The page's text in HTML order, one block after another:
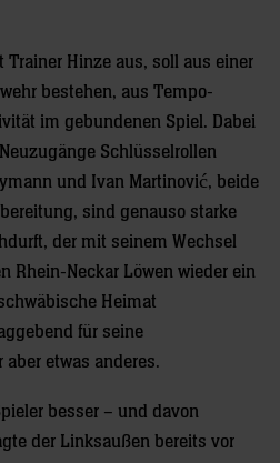
Hinze aus, soll aus einer
bestehen, aus Tempo-
im gebundenen Spiel. Dabei
Schlüsselrollen
und Ivan Martinović, beide
sind genauso starke
der mit seinem Wechsel
Rhein-Neckar Löwen wieder ein
Heimat
für seine
etwas anderes.
besser – und davon
der Linksaußen bereits vor